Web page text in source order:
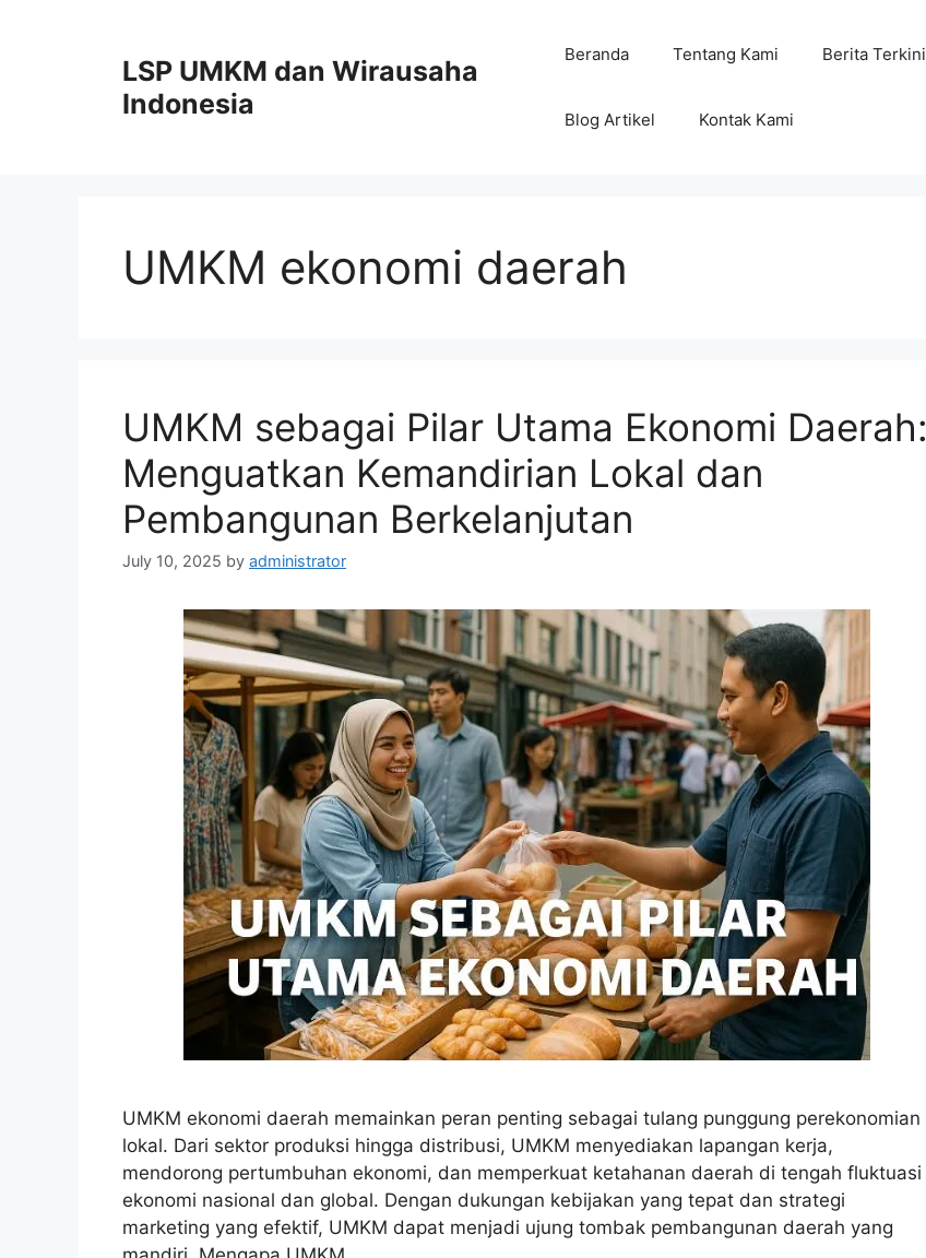
LSP UMKM dan Wirausaha
Indonesia
Beranda Tentang Kami Berita Terkini
Blog Artikel Kontak Kami
UMKM ekonomi daerah
UMKM sebagai Pilar Utama Ekonomi Daerah:
Menguatkan Kemandirian Lokal dan
Pembangunan Berkelanjutan
July 10, 2025 by administrator
UMKM ekonomi daerah memainkan peran penting sebagai tulang punggung perekonomian
lokal. Dari sektor produksi hingga distribusi, UMKM menyediakan lapangan kerja,
mendorong pertumbuhan ekonomi, dan memperkuat ketahanan daerah di tengah fluktuasi
ekonomi nasional dan global. Dengan dukungan kebijakan yang tepat dan strategi
marketing yang efektif, UMKM dapat menjadi ujung tombak pembangunan daerah yang